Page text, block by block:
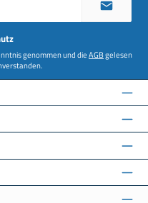
genommen und dieAGBgelesen